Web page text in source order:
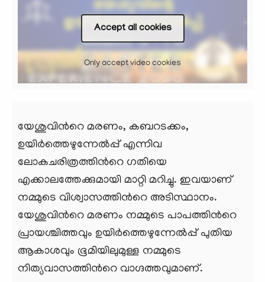
Accept all cookies
Only accept video cookies
യേശുവിന്‍റെ മരണം, കബറടക്കം,
ഉയിര്‍ത്തെഴുന്നേൽപ്പ് എന്നിവ
ലോകചരിത്രത്തിന്‍റെ ഗതിയെ
എക്കാലത്തേക്കുമായി മാറ്റി മറിച്ചു. ഇവയാണ്
നമ്മുടെ വിശ്വാസത്തിന്‍റെ അടിസ്ഥാനം.
യേശുവിന്‍റെ മരണം നമ്മുടെ പാപത്തിന്‍റെ
പ്രായശ്ചിത്തവും ഉയിര്‍ത്തെഴുന്നേൽപ്പ് പുതിയ
ആകാശവും ഭൂമിയിലുമുള്ള നമ്മുടെ
നിത്യവാസത്തിന്‍റെ വാഗ്ദത്തവുമാണ്.